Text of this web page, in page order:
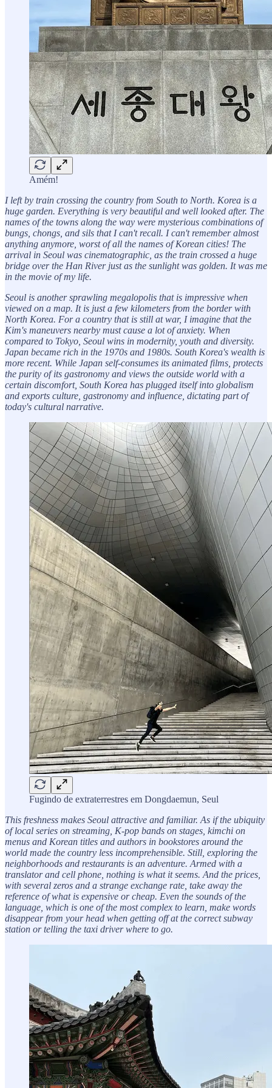
Amém!
I left by train crossing the country from South to North. Korea is a
huge garden. Everything is very beautiful and well looked after. The
names of the towns along the way were mysterious combinations of
bungs, chongs, and sils that I can't recall. I can't remember almost
anything anymore, worst of all the names of Korean cities! The
arrival in Seoul was cinematographic, as the train crossed a huge
bridge over the Han River just as the sunlight was golden. It was me
in the movie of my life.
Seoul is another sprawling megalopolis that is impressive when
viewed on a map. It is just a few kilometers from the border with
North Korea. For a country that is still at war, I imagine that the
Kim's maneuvers nearby must cause a lot of anxiety. When
compared to Tokyo, Seoul wins in modernity, youth and diversity.
Japan became rich in the 1970s and 1980s. South Korea's wealth is
more recent. While Japan self-consumes its animated films, protects
the purity of its gastronomy and views the outside world with a
certain discomfort, South Korea has plugged itself into globalism
and exports culture, gastronomy and influence, dictating part of
today's cultural narrative.
Fugindo de extraterrestres em Dongdaemun, Seul
This freshness makes Seoul attractive and familiar. As if the ubiquity
of local series on streaming, K-pop bands on stages, kimchi on
menus and Korean titles and authors in bookstores around the
world made the country less incomprehensible. Still, exploring the
neighborhoods and restaurants is an adventure. Armed with a
translator and cell phone, nothing is what it seems. And the prices,
with several zeros and a strange exchange rate, take away the
reference of what is expensive or cheap. Even the sounds of the
language, which is one of the most complex to learn, make words
disappear from your head when getting off at the correct subway
station or telling the taxi driver where to go.